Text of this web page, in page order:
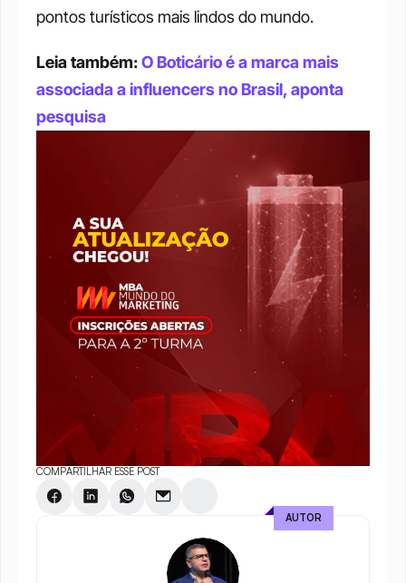
pontos turísticos mais lindos do mundo.
Leia também: O Boticário é a marca mais
associada a influencers no Brasil, aponta
pesquisa
COMPARTILHAR ESSE POST
AUTOR